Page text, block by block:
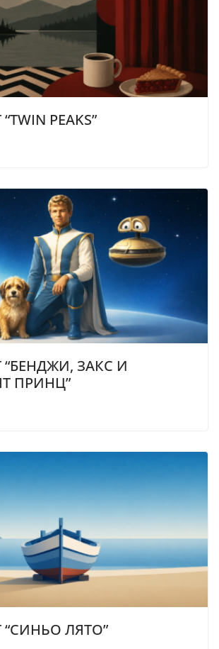
PEAKS”
“БЕНДЖИ, ЗАКС И
ПРИНЦ”
ЛЯТО”